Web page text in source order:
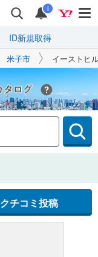
i
ID新規取得
米子市 イーストヒ
Yahoo!不動産
クチコミ投稿